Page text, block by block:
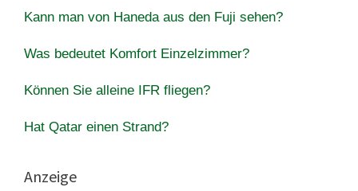
Kann man von Haneda aus den Fuji sehen?
Was bedeutet Komfort Einzelzimmer?
Können Sie alleine IFR fliegen?
Hat Qatar einen Strand?
Anzeige